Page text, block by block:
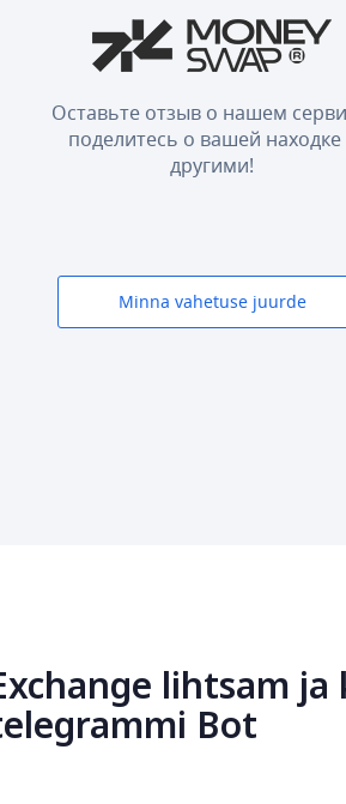
Оставьте отзыв о нашем
поделитесь о вашей находке
другими!
Minna vahetuse juurde
lihtsam
Bot